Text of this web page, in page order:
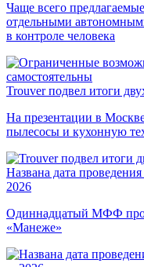
Чаще всего
отдельными
в контроле человека
Trouver подвел итоги
На презентации в
пылесосы и кухонную
Названа дата
2026
Одиннадцатый МФФ
«Манеже»